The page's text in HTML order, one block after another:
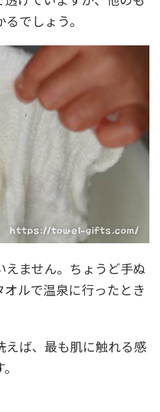
でしょう。
ません。ちょうど手ぬ
ルで温泉に行ったとき
えば、最も肌に触れる感